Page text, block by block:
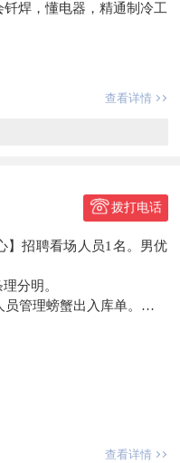
焊，懂电器，精通制冷工
查看详情
拨打电话
】招聘看场人员1名。男优
分明。
管理螃蟹出入库单。
。138****3721
查看详情